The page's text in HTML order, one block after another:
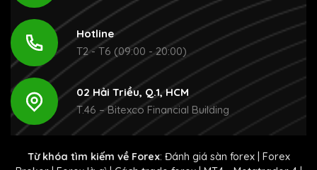
Hotline
T2 - T6 (09:00 - 20:00)
02 Hải Triều, Q.1, HCM
T.46 – Bitexco Financial Building
Từ khóa tìm kiếm về Forex: Đánh giá sàn forex| Forex